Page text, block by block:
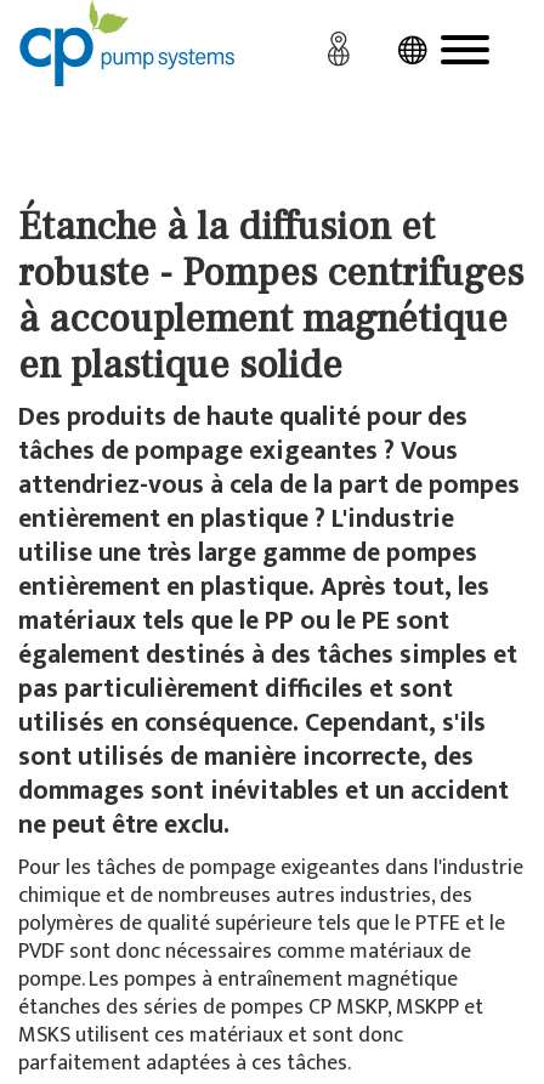
Étanche à la diffusion et
robuste - Pompes centrifuges
à accouplement magnétique
en plastique solide
Des produits de haute qualité pour des
tâches de pompage exigeantes ? Vous
attendriez-vous à cela de la part de pompes
entièrement en plastique ? L'industrie
utilise une très large gamme de pompes
entièrement en plastique. Après tout, les
matériaux tels que le PP ou le PE sont
également destinés à des tâches simples et
pas particulièrement difficiles et sont
utilisés en conséquence. Cependant, s'ils
sont utilisés de manière incorrecte, des
dommages sont inévitables et un accident
ne peut être exclu.
Pour les tâches de pompage exigeantes dans l'industrie
chimique et de nombreuses autres industries, des
polymères de qualité supérieure tels que le PTFE et le
PVDF sont donc nécessaires comme matériaux de
pompe. Les pompes à entraînement magnétique
étanches des séries de pompes CP MSKP, MSKPP et
MSKS utilisent ces matériaux et sont donc
parfaitement adaptées à ces tâches.